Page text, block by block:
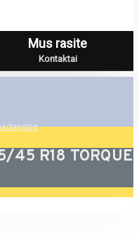
Mus rasite
Kontaktai
45 R18 TORQUE